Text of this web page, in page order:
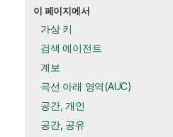
이 페이지에서
가상 키
검색 에이전트
계보
곡선 아래 영역(AUC)
공간, 개인
공간, 공유